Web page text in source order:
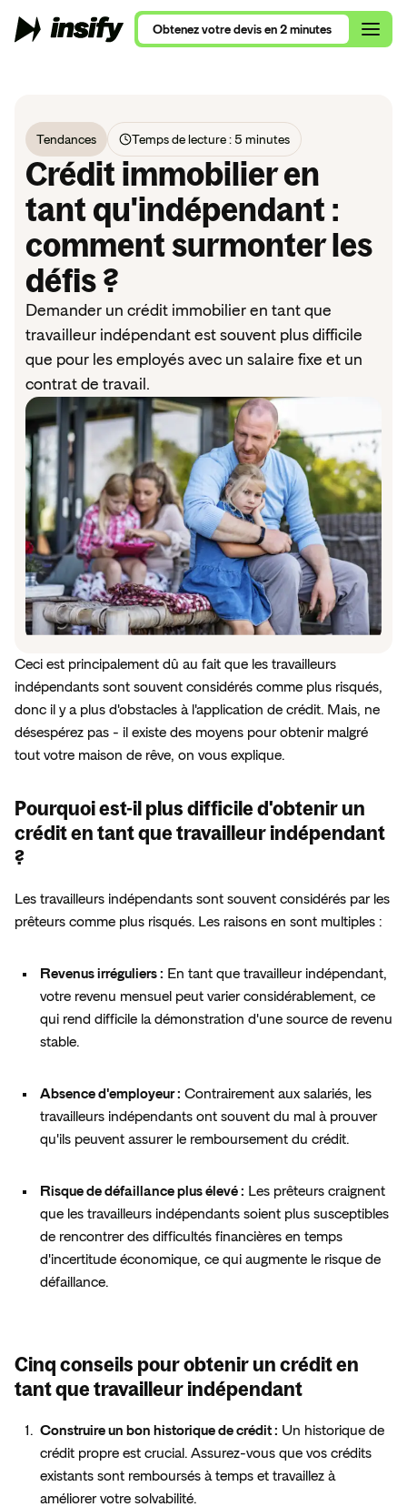
Qui sommes-nous ?
Nous rejoindre
Contactez nos équipes
Alimentation et Restauration
Ameublement et Maison
Art, Culture et Évènements
Beauté, Bien-Être et Sport
Commerces de détail
Conseil et Services
Santé et Parapharmacie
Services de proximité
Tech et Digital
Transport et Logistique
Toutes les activités couvertes
Vous ne trouvez pas votre activité ?
Assurance Multirisque Professionnelle
RC Pro et Exploitation
Protection Juridique Professionnelle
Nos assurances pour auto-entrepreneur
Nos assurances pour consultants
Nos assurances pour nouvel entrepreneur
Comparatif RC Pro 2026 : Quel assureur
choisir pour votre entreprise ?
Comparatif RC Pro
ComparatifRCPro
Se lancer en 2026
Comparatif RC Pro 2026
RC Pro ou Multirisque Professionnelle ?
Consultants, ce que vous devez savoir
VTC, le guide complet
Tous nos articles de blog
Insify x Pennylane - découvrez notre offre
Un bon partenaire financier est essentiel à votre
activité.
En savoirplus
Espace presse
Obtenez votre devis en 2 minutes
Tendances Temps de lecture : 5 minutes
Crédit immobilier en
tant qu'indépendant :
comment surmonter les
défis ?
Demander un crédit immobilier en tant que
travailleur indépendant est souvent plus difficile
que pour les employés avec un salaire fixe et un
contrat de travail.
Ceci est principalement dû au fait que les travailleurs
indépendants sont souvent considérés comme plus risqués,
donc il y a plus d'obstacles à l'application de crédit. Mais, ne
désespérez pas - il existe des moyens pour obtenir malgré
tout votre maison de rêve, on vous explique.
Pourquoi est-il plus difficile d'obtenir un
crédit en tant que travailleur indépendant
?
Les travailleurs indépendants sont souvent considérés par les
prêteurs comme plus risqués. Les raisons en sont multiples :
Revenus irréguliers : En tant que travailleur indépendant,
votre revenu mensuel peut varier considérablement, ce
qui rend difficile la démonstration d'une source de revenu
stable.
Absence d'employeur : Contrairement aux salariés, les
travailleurs indépendants ont souvent du mal à prouver
qu'ils peuvent assurer le remboursement du crédit.
Risque de défaillance plus élevé : Les prêteurs craignent
que les travailleurs indépendants soient plus susceptibles
de rencontrer des difficultés financières en temps
d'incertitude économique, ce qui augmente le risque de
défaillance.
Cinq conseils pour obtenir un crédit en
tant que travailleur indépendant
Construire un bon historique de crédit : Un historique de
crédit propre est crucial. Assurez-vous que vos crédits
existants sont remboursés à temps et travaillez à
améliorer votre solvabilité.